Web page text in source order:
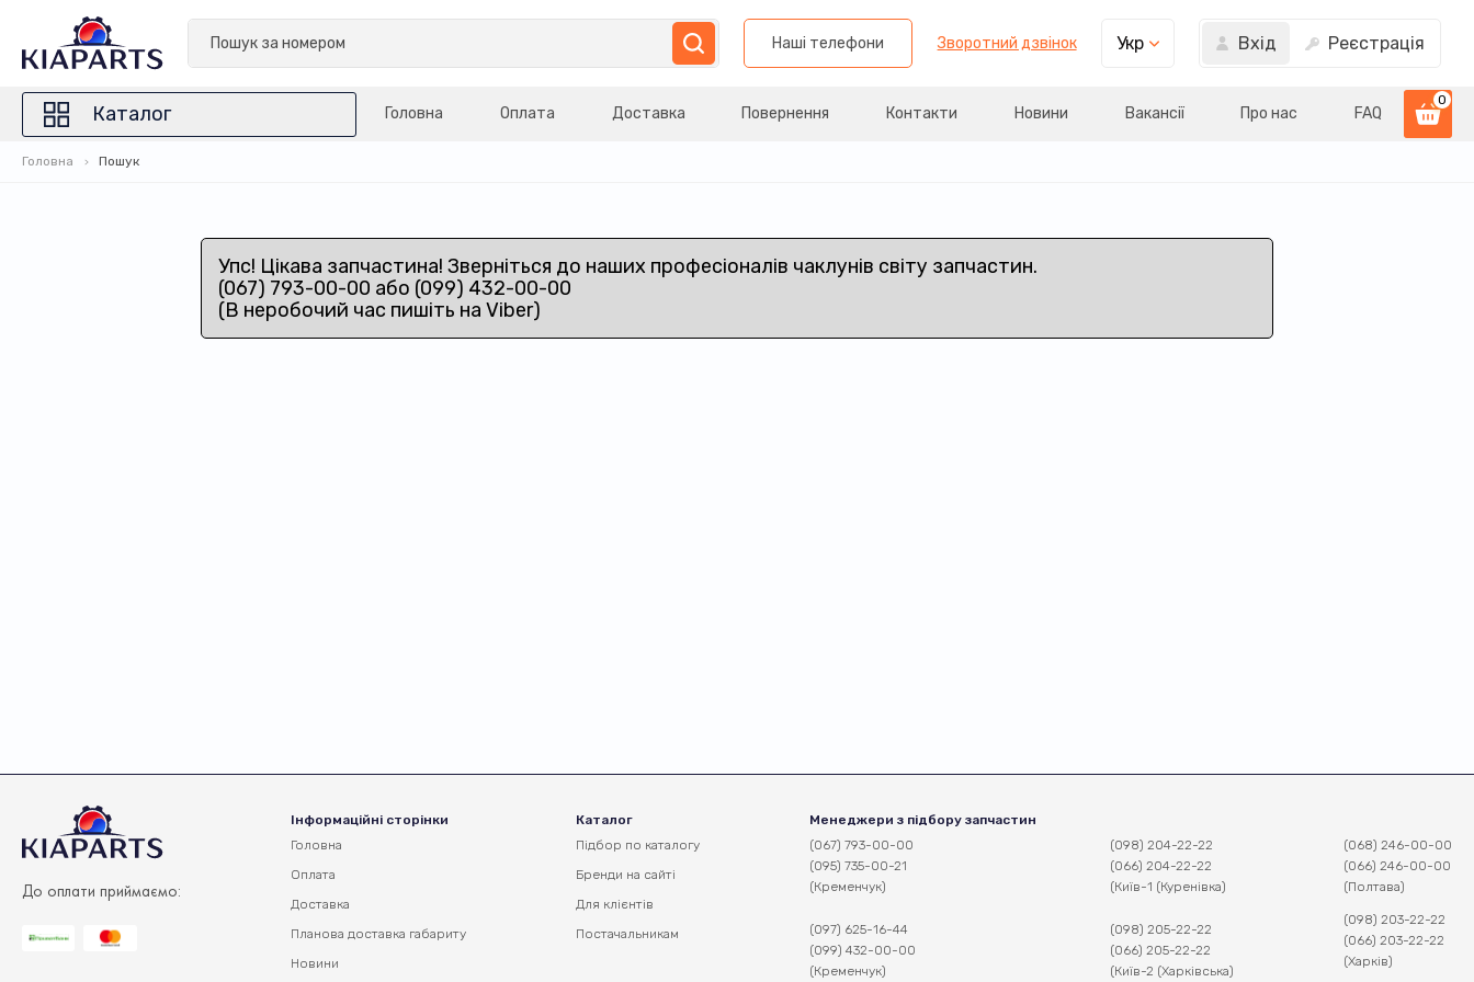
Наші телефони Зворотний дзвінок Укр Вхід Реєстрація
Каталог Головна Оплата Доставка Повернення Контакти Новини Вакансії Про нас FAQ
0
Головна Пошук
Упс! Цікава запчастина! Зверніться до наших професіоналів чаклунів світу запчастин.
(067) 793-00-00 або (099) 432-00-00
(В неробочий час пишіть на Viber)
До оплати приймаємо:
Інформаційні сторінки
Головна
Оплата
Доставка
Планова доставка габариту
Новини
Каталог
Підбор по каталогу
Бренди на сайті
Для клієнтів
Постачальникам
Менеджери з підбору запчастин
(067) 793-00-00
(095) 735-00-21
(Кременчук)
(097) 625-16-44
(099) 432-00-00
(Кременчук)
(098) 204-22-22
(066) 204-22-22
(Київ-1 (Куренівка)
(098) 205-22-22
(066) 205-22-22
(Київ-2 (Харківська)
(068) 246-00-00
(066) 246-00-00
(Полтава)
(098) 203-22-22
(066) 203-22-22
(Харків)